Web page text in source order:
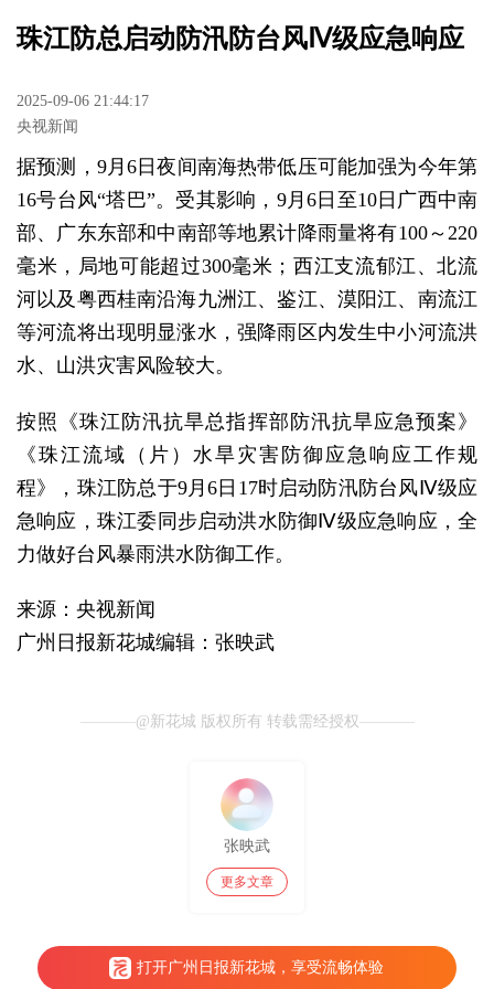
珠江防总启动防汛防台风Ⅳ级应急响应
2025-09-06 21:44:17
央视新闻
据预测，9月6日夜间南海热带低压可能加强为今年第
16号台风“塔巴”。受其影响，9月6日至10日广西中南
部、广东东部和中南部等地累计降雨量将有100～220
毫米，局地可能超过300毫米；西江支流郁江、北流
河以及粤西桂南沿海九洲江、鉴江、漠阳江、南流江
等河流将出现明显涨水，强降雨区内发生中小河流洪
水、山洪灾害风险较大。
按照《珠江防汛抗旱总指挥部防汛抗旱应急预案》
《珠江流域（片）水旱灾害防御应急响应工作规
程》，珠江防总于9月6日17时启动防汛防台风Ⅳ级应
急响应，珠江委同步启动洪水防御Ⅳ级应急响应，全
力做好台风暴雨洪水防御工作。
来源：央视新闻
广州日报新花城编辑：张映武
@新花城 版权所有 转载需经授权
张映武
更多文章
打开广州日报新花城，享受流畅体验